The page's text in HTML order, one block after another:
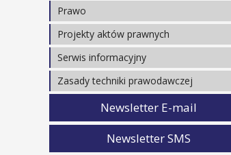
Informacje techniczne
ADR
Wymagania i zalecenia
Oprogramowanie
Ośrodek szkoleniowy - Krosno
Harmonogram targów, szkoleń,
seminariów i konferencji
Prezentacje materiałów z seminariów
Prawo
Teksty jednolite
Dyrektywy i rozporządzenia UE
Regulaminy EKG ONZ
Ustawy i rozporządzenia
Umowa Europejska (ADR)
Opinie prawne
Projekty aktów prawnych
Ustawy
Rozporządzenia
Serwis informacyjny
Warto wiedzieć
Wyjaśnianie spraw
Zasady techniki prawodawczej
Unijne
Opracowania
Newsletter E-mail
Newsletter SMS